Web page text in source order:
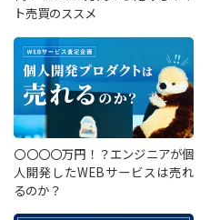
ト売買のススメ
〇〇〇〇万円！？エンジニアが個
人開発したWEBサービスは売れ
るのか？